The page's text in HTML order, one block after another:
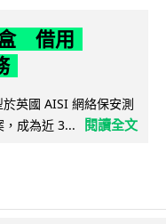
借用
英國 AISI 網絡保安測
成為近 3...
閱讀全文